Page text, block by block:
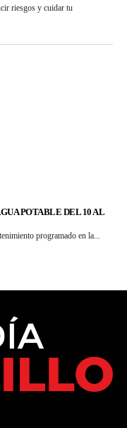
riesgos y cuidar tu
POTABLE DEL 10 AL
programado en la...